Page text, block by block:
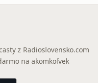
z Radioslovensko.com
na akomkoľvek